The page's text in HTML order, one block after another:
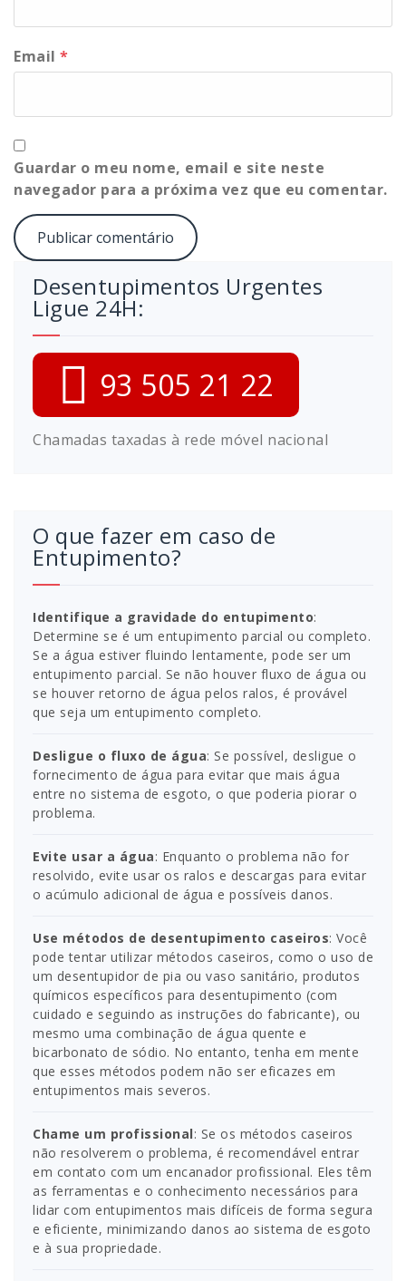
Email *
Guardar o meu nome, email e site neste
navegador para a próxima vez que eu comentar.
Desentupimentos Urgentes
Ligue 24H:
93 505 21 22
Chamadas taxadas à rede móvel nacional
O que fazer em caso de
Entupimento?
Identifique a gravidade do entupimento:
Determine se é um entupimento parcial ou completo.
Se a água estiver fluindo lentamente, pode ser um
entupimento parcial. Se não houver fluxo de água ou
se houver retorno de água pelos ralos, é provável
que seja um entupimento completo.
Desligue o fluxo de água: Se possível, desligue o
fornecimento de água para evitar que mais água
entre no sistema de esgoto, o que poderia piorar o
problema.
Evite usar a água: Enquanto o problema não for
resolvido, evite usar os ralos e descargas para evitar
o acúmulo adicional de água e possíveis danos.
Use métodos de desentupimento caseiros: Você
pode tentar utilizar métodos caseiros, como o uso de
um desentupidor de pia ou vaso sanitário, produtos
químicos específicos para desentupimento (com
cuidado e seguindo as instruções do fabricante), ou
mesmo uma combinação de água quente e
bicarbonato de sódio. No entanto, tenha em mente
que esses métodos podem não ser eficazes em
entupimentos mais severos.
Chame um profissional: Se os métodos caseiros
não resolverem o problema, é recomendável entrar
em contato com um encanador profissional. Eles têm
as ferramentas e o conhecimento necessários para
lidar com entupimentos mais difíceis de forma segura
e eficiente, minimizando danos ao sistema de esgoto
e à sua propriedade.